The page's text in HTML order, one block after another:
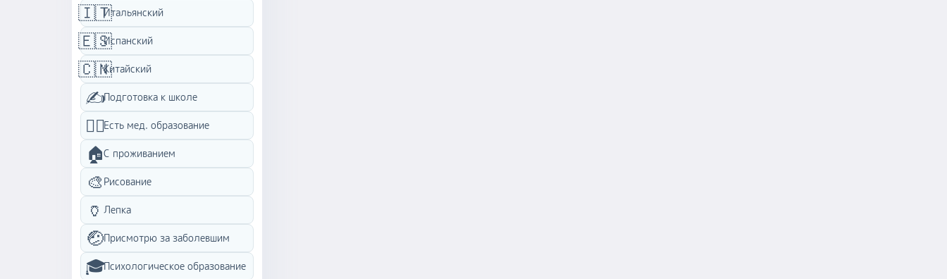
🇮🇹Итальянский
🇪🇸Испанский
🇨🇳Китайский
✍️Подготовка к школе
👩‍⚕️Есть мед. образование
🏠C проживанием
🎨 Рисование
🏺 Лепка
🤕Присмотрю за заболевшим
🎓Психологическое образование